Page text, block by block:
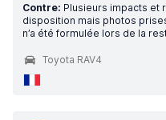
Contre: Plusieurs impacts et
disposition mais photos
n’a été formulée lors de la
Toyota RAV4